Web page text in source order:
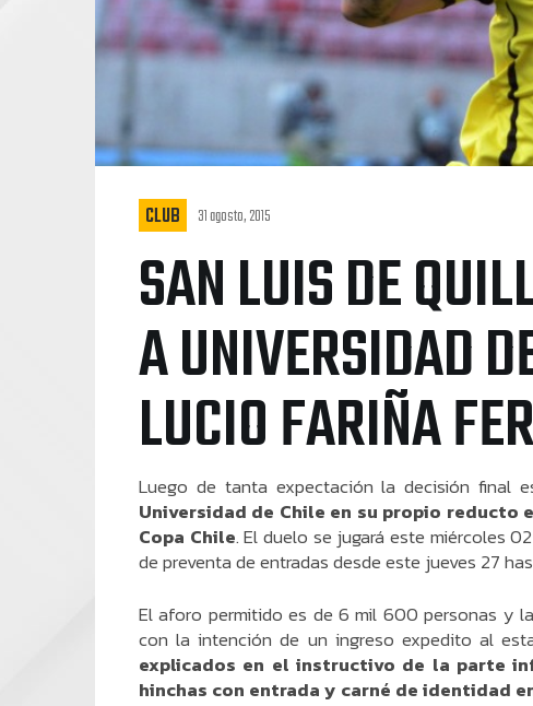
CLUB 31 agosto, 2015
SAN LUIS DE
A UNIVERSIDAD
LUCIO FARIÑA
Luego de tanta expectación la decisión final
Universidad de Chile en su propio
Copa Chile. El duelo se jugará este miércoles
de preventa de entradas desde este jueves 27
El aforo permitido es de 6 mil 600 personas y
con la intención de un ingreso expedito al
explicados en el instructivo de la parte
hinchas con entrada y carné de identidad